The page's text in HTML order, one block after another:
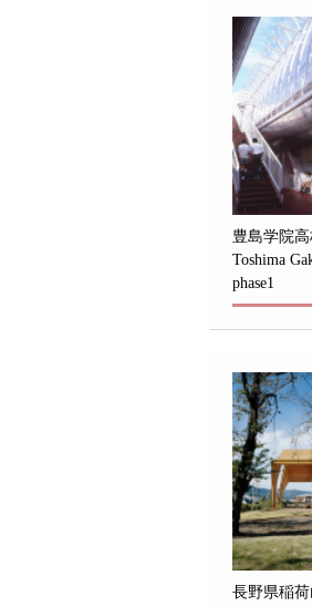
豊島学院
Toshima
phase1
長野県稲